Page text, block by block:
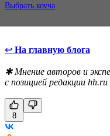
Выбрать коуча
↩ На главную блога
✱ Мнение авторов и
с позицией редакции hh.ru
8